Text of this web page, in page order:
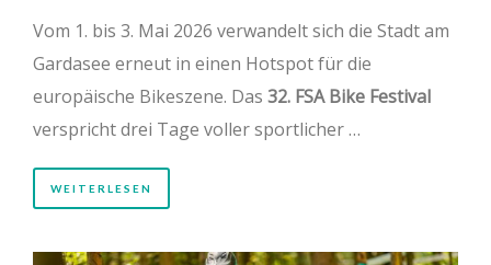
Vom 1. bis 3. Mai 2026 verwandelt sich die Stadt am
Gardasee erneut in einen Hotspot für die
europäische Bikeszene. Das 32. FSA Bike Festival
verspricht drei Tage voller sportlicher …
WEITERLESEN